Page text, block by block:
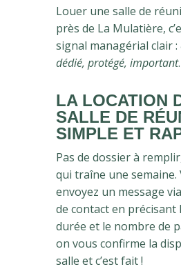
Louer une salle de
près de La Mulatière,
signal managérial clair :
dédié, protégé, important.
LA LOCATION
SALLE DE
SIMPLE ET
Pas de dossier à
qui traîne une semaine.
envoyez un message
de contact en précisant
durée et le nombre de
on vous confirme la
salle et c’est fait !